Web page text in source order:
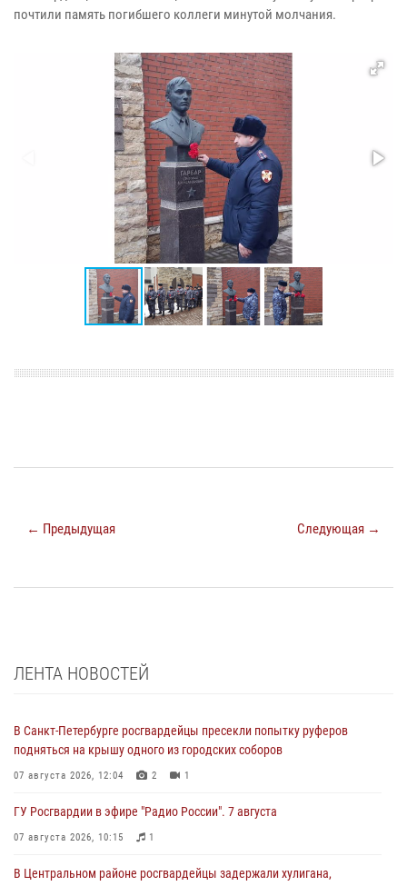
почтили память погибшего коллеги минутой молчания.
← Предыдущая Следующая →
ЛЕНТА НОВОСТЕЙ
В Санкт-Петербурге росгвардейцы пресекли попытку руферов
подняться на крышу одного из городских соборов
07 августа 2026, 12:04 2 1
ГУ Росгвардии в эфире "Радио России". 7 августа
07 августа 2026, 10:15 1
В Центральном районе росгвардейцы задержали хулигана,